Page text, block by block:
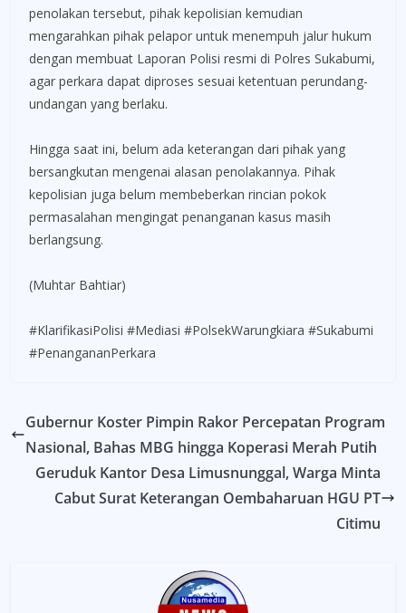
penolakan tersebut, pihak kepolisian kemudian
mengarahkan pihak pelapor untuk menempuh jalur hukum
dengan membuat Laporan Polisi resmi di Polres Sukabumi,
agar perkara dapat diproses sesuai ketentuan perundang-
undangan yang berlaku.
Hingga saat ini, belum ada keterangan dari pihak yang
bersangkutan mengenai alasan penolakannya. Pihak
kepolisian juga belum membeberkan rincian pokok
permasalahan mengingat penanganan kasus masih
berlangsung.
(Muhtar Bahtiar)
#KlarifikasiPolisi #Mediasi #PolsekWarungkiara #Sukabumi
#PenangananPerkara
Gubernur Koster Pimpin Rakor Percepatan Program
Nasional, Bahas MBG hingga Koperasi Merah Putih
Geruduk Kantor Desa Limusnunggal, Warga Minta
Cabut Surat Keterangan Oembaharuan HGU PT
Citimu